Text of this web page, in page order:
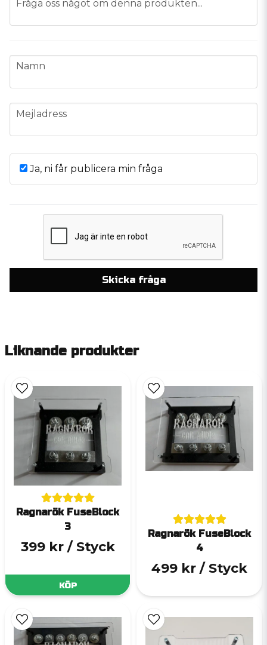
Fråga oss något om denna produkten...
name
Namn
email
Mejladress
Ja, ni får publicera min fråga
Skicka fråga
Liknande produkter
Ragnarök FuseBlock
3
399 kr / Styck
KÖP
Ragnarök FuseBlock
4
499 kr / Styck